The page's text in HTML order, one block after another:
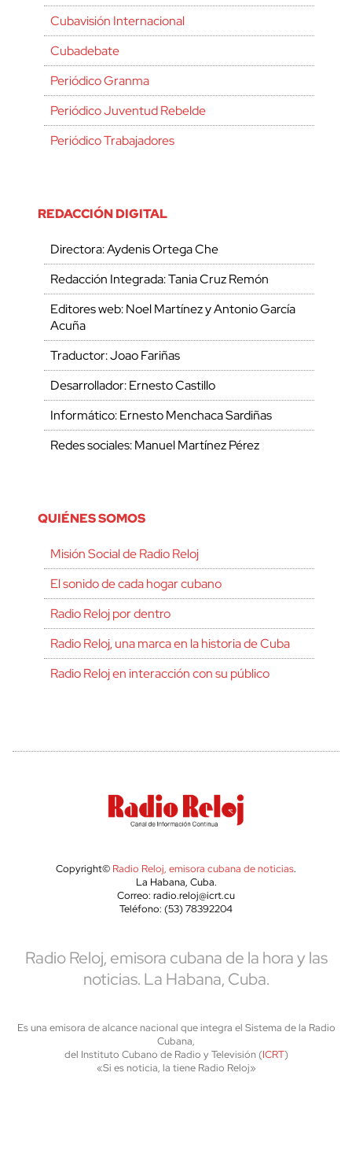
Cubavisión Internacional
Cubadebate
Periódico Granma
Periódico Juventud Rebelde
Periódico Trabajadores
REDACCIÓN DIGITAL
Directora: Aydenis Ortega Che
Redacción Integrada: Tania Cruz Remón
Editores web: Noel Martínez y Antonio García
Acuña
Traductor: Joao Fariñas
Desarrollador: Ernesto Castillo
Informático: Ernesto Menchaca Sardiñas
Redes sociales: Manuel Martínez Pérez
QUIÉNES SOMOS
Misión Social de Radio Reloj
El sonido de cada hogar cubano
Radio Reloj por dentro
Radio Reloj, una marca en la historia de Cuba
Radio Reloj en interacción con su público
Copyright© Radio Reloj, emisora cubana de noticias.
La Habana, Cuba.
Correo: radio.reloj@icrt.cu
Teléfono: (53) 78392204
Radio Reloj, emisora cubana de la hora y las
noticias. La Habana, Cuba.
Es una emisora de alcance nacional que integra el Sistema de la Radio
Cubana,
del Instituto Cubano de Radio y Televisión (ICRT)
«Si es noticia, la tiene Radio Reloj»